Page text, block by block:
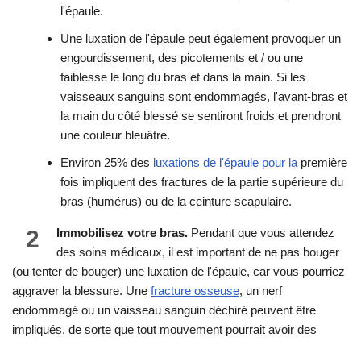
l'épaule.
Une luxation de l'épaule peut également provoquer un
engourdissement, des picotements et / ou une
faiblesse le long du bras et dans la main. Si les
vaisseaux sanguins sont endommagés, l'avant-bras et
la main du côté blessé se sentiront froids et prendront
une couleur bleuâtre.
Environ 25% des luxations de l'épaule pour lapremière
fois impliquent des fractures de la partie supérieure du
bras (humérus) ou de la ceinture scapulaire.
2 Immobilisez votre bras. Pendant que vous attendez
des soins médicaux, il est important de ne pas bouger
(ou tenter de bouger) une luxation de l'épaule, car vous pourriez
aggraver la blessure. Une fracture osseuse, un nerf
endommagé ou un vaisseau sanguin déchiré peuvent être
impliqués, de sorte que tout mouvement pourrait avoir des